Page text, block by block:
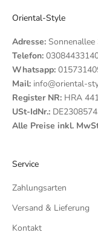
Oriental-Style
Adresse:
Telefon:
Whatsapp:
Mail: info@oriental-
Register NR: HRA
USt-IdNr.:
Alle Preise inkl.
Service
Zahlungsarten
Versand & Lieferung
Kontakt